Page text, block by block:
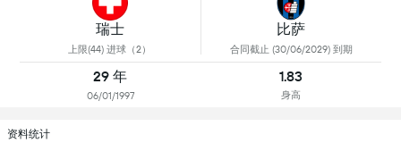
瑞士
上限(44) 进球（2）
比萨
合同截止 (30/06/2029) 到期
29 年
06/01/1997
1.83
身高
资料统计